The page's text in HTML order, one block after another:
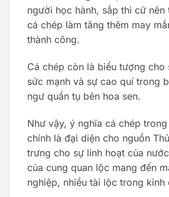
người học hành, sắp thi cử
cá chép làm tăng thêm may
thành công.
Cá chép còn là biểu tượng cho
sức mạnh và sự cao quí trong
ngư quần tụ bên hoa sen.
Như vậy, ý nghĩa cá chép
chính là đại diện cho nguồn
trưng cho sự linh hoạt của
của cung quan lộc mang đến
nghiệp, nhiều tài lộc trong kinh